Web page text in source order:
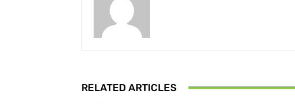
RELATED ARTICLES